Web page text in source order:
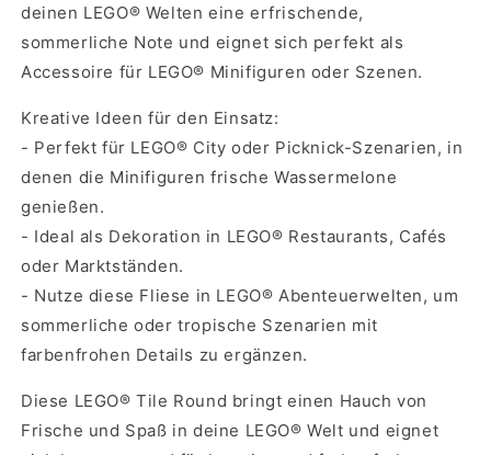
deinen LEGO® Welten eine erfrischende,
sommerliche Note und eignet sich perfekt als
Accessoire für LEGO® Minifiguren oder Szenen.
Kreative Ideen für den Einsatz:
- Perfekt für LEGO® City oder Picknick-Szenarien, in
denen die Minifiguren frische Wassermelone
genießen.
- Ideal als Dekoration in LEGO® Restaurants, Cafés
oder Marktständen.
- Nutze diese Fliese in LEGO® Abenteuerwelten, um
sommerliche oder tropische Szenarien mit
farbenfrohen Details zu ergänzen.
Diese LEGO® Tile Round bringt einen Hauch von
Frische und Spaß in deine LEGO® Welt und eignet